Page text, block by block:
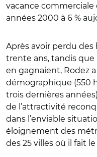
vacance commerciale
années 2000 à 6 %
Après avoir perdu
trente ans, tandis
en gagnaient, Rodez
démographique (550
trois dernières
de l’attractivité
dans l’enviable
éloignement des
des 25 villes où il fait